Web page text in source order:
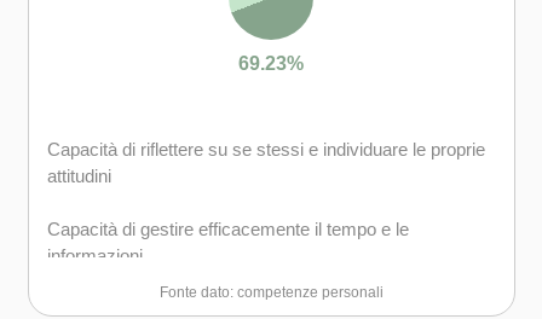
69.23%
Capacità di riflettere su se stessi e individuare le proprie
attitudini
Capacità di gestire efficacemente il tempo e le
informazioni
Fonte dato: competenze personali